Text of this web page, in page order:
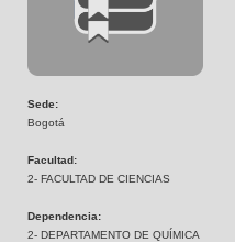
Sede:
Bogotá
Facultad:
2- FACULTAD DE CIENCIAS
Dependencia:
2- DEPARTAMENTO DE QUÍMICA